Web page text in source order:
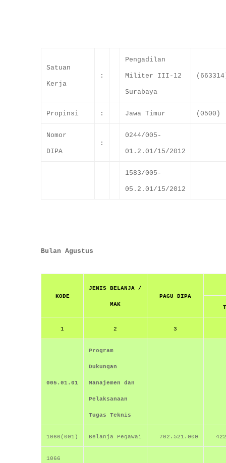
Satuan
Kerja
:
Pengadilan
Militer III-12
Surabaya
Propinsi : Jawa Timur (0500)
Nomor
DIPA
:
0244/005-
01.2.01/15/2012
1583/005-
05.2.01/15/2012
Bulan Agustus
KODE
JENIS BELANJA /
MAK
PAGU DIPA
1 2 3
005.01.01
Program
Dukungan
Manajemen dan
Pelaksanaan
Tugas Teknis
1066(001) Belanja Pegawai 702.521.000
1066